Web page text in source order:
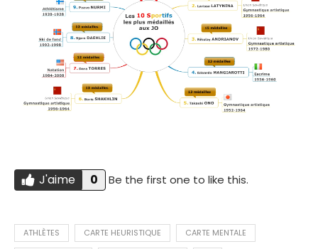
Do you like this? J'AIME
J'aime 0 Be the first one to like this.
ATHLÈTES CARTE HEURISTIQUE CARTE MENTALE